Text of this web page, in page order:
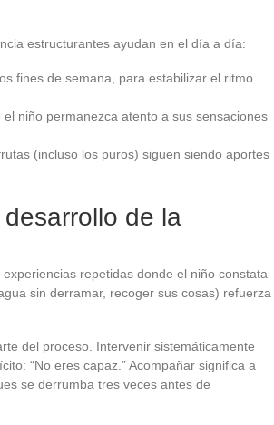
estructurantes ayudan en el día a día:
fines de semana, para estabilizar el ritmo
niño permanezca atento a sus sensaciones
(incluso los puros) siguen siendo aportes
de la
repetidas donde el niño constata
sin derramar, recoger sus cosas) refuerza
del proceso. Intervenir sistemáticamente
“No eres capaz.” Acompañar significa a
se derrumba tres veces antes de